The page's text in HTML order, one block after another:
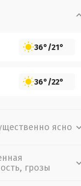
36°/21°
36°/22°
ясно
грозы